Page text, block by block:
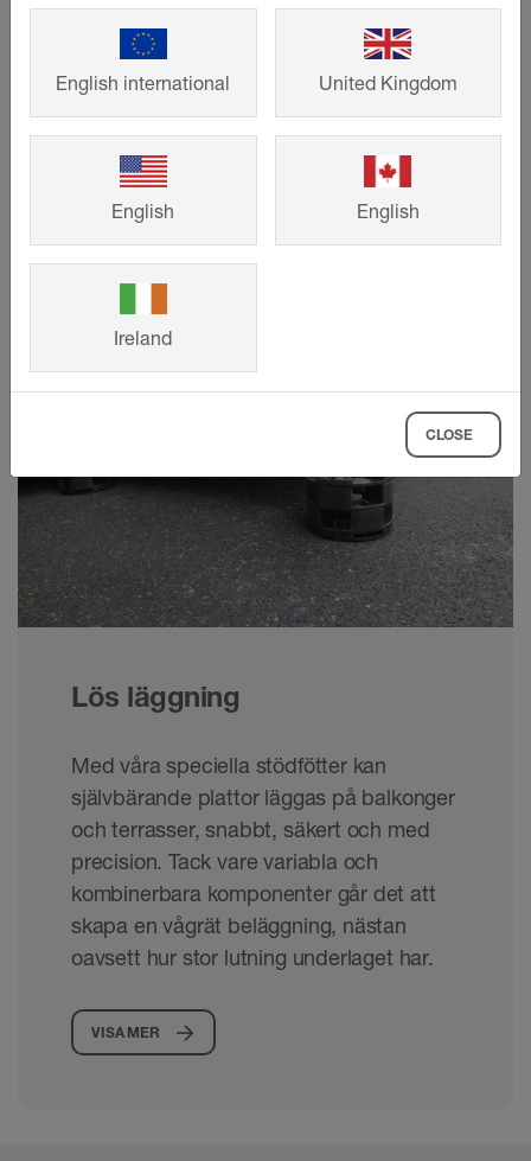
Avledning av regn- eller skurvatten från
balkonger och terrasser löser du med
avrinningssystemen från Schlüter-
VISA MER
Lös läggning
Med våra speciella stödfötter kan
självbärande plattor läggas på balkonger
och terrasser, snabbt, säkert och med
precision. Tack vare variabla och
kombinerbara komponenter går det att
skapa en vågrät beläggning, nästan
oavsett hur stor lutning underlaget har.
VISA MER
English international United Kingdom
English English
Ireland
CLOSE